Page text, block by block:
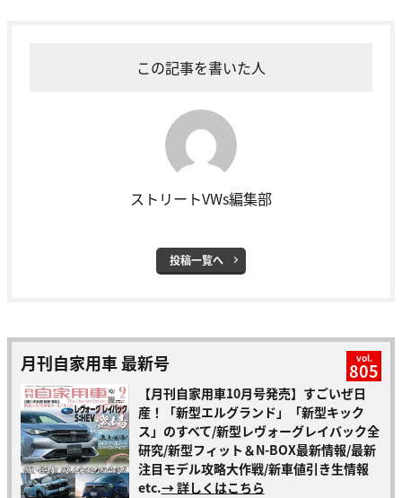
この記事を書いた人
ストリートVWs編集部
投稿一覧へ
月刊自家用車 最新号 vol.
805
【月刊自家用車10月号発売】すごいぜ日
産！「新型エルグランド」「新型キック
ス」のすべて/新型レヴォーグレイバック全
研究/新型フィット＆N-BOX最新情報/最新
注目モデル攻略大作戦/新車値引き生情報
etc.→ 詳しくはこちら